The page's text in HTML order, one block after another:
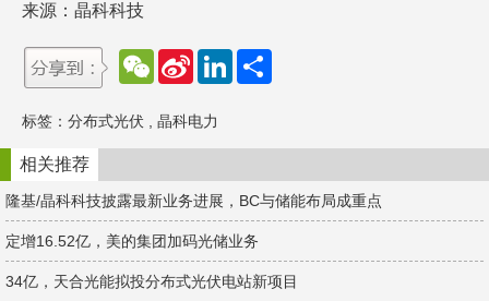
来源：晶科科技
W
e
a
t
S
a
W
e
b
o
L
d
n
标签： 分布式光伏 晶科电力
相关推荐
隆基/晶科科技披露最新业务进展，BC与储能布局成重点
定增16.52亿，美的集团加码光储业务
34亿，天合光能拟投分布式光伏电站新项目